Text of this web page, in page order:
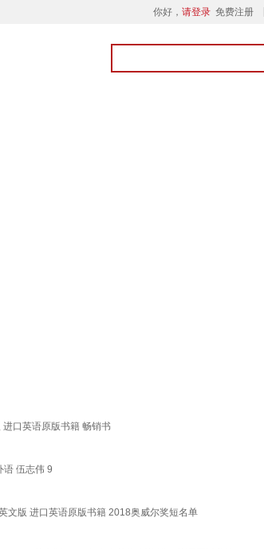
你好， 请登录 免费注册
口英语原版书籍 畅销书
语 伍志伟 9
文版 进口英语原版书籍 2018奥威尔奖短名单